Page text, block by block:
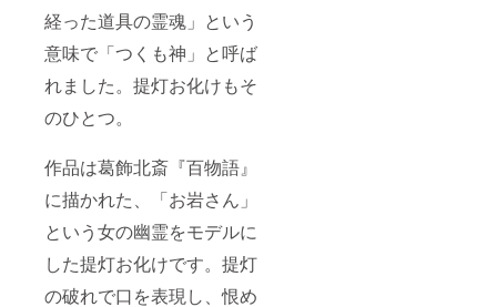
経った道具の霊魂」という
意味で「つくも神」と呼ば
れました。提灯お化けもそ
のひとつ。
作品は葛飾北斎『百物語』
に描かれた、「お岩さん」
という女の幽霊をモデルに
した提灯お化けです。提灯
の破れで口を表現し、恨め